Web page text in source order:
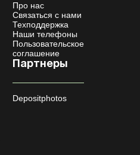
Про нас
Связаться с нами
Техподдержка
Наши телефоны
Пользовательское
соглашение
Партнеры
Depositphotos